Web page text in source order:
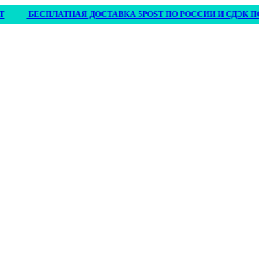
БЕСПЛАТНАЯ ДОСТАВКА 5POST ПО РОССИИ И СДЭК ПО